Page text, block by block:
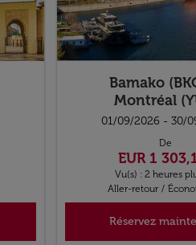
Bamako
Montréal
01/09/2026 - 30/
De
EUR 1
Vu(s) : 2 heures
Aller-retour /
Réservez